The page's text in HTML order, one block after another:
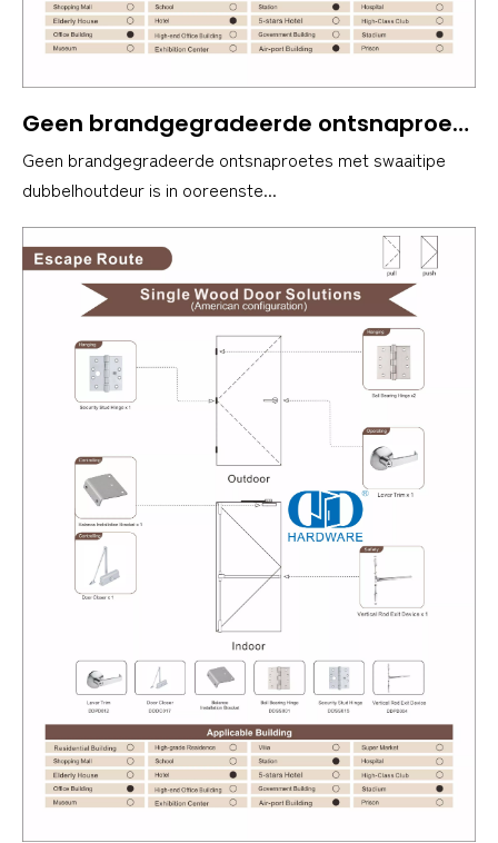
Geen brandgegradeerde ontsnaproetes met swaaitipe dubbelhoutdeur is in ooreenstemming met Amerikaanse standaard nie.
Geen brandgegradeerde ontsnaproetes met swaaitipe
dubbelhoutdeur is in ooreenste...